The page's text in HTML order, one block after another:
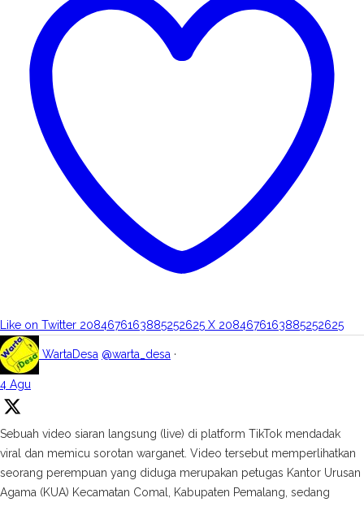
Like on Twitter 2084676163885252625 X 2084676163885252625
WartaDesa @warta_desa ·
4 Agu
Sebuah video siaran langsung (live) di platform TikTok mendadak
viral dan memicu sorotan warganet. Video tersebut memperlihatkan
seorang perempuan yang diduga merupakan petugas Kantor Urusan
Agama (KUA) Kecamatan Comal, Kabupaten Pemalang, sedang